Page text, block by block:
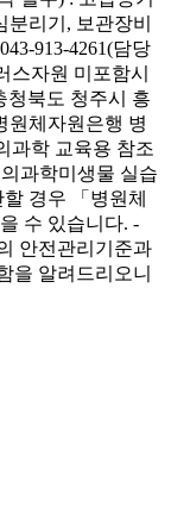
리기, 보관장비
913-4261(담당
스자원 미포함시
청북도 청주시 흥
원체자원은행 병
과학 교육용 참조
과학미생물 실습
경우 「병원체
수 있습니다. -
안전관리기준과
을 알려드리오니